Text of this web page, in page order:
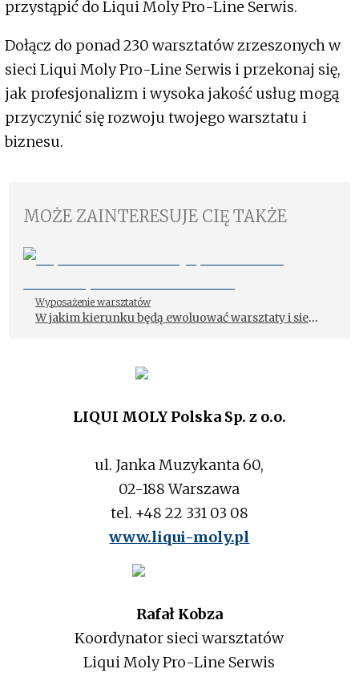
przystąpić do Liqui Moly Pro-Line Serwis.
Dołącz do ponad 230 warsztatów zrzeszonych w
sieci Liqui Moly Pro-Line Serwis i przekonaj się,
jak profesjonalizm i wysoka jakość usług mogą
przyczynić się rozwoju twojego warsztatu i
biznesu.
MOŻE ZAINTERESUJE CIĘ TAKŻE
Wyposażenie warsztatów
W jakim kierunku będą ewoluować warsztaty i sieci
LIQUI MOLY Polska Sp. z o.o.
ul. Janka Muzykanta 60,
02-188 Warszawa
tel. +48 22 331 03 08
www.liqui-moly.pl
Rafał Kobza
Koordynator sieci warsztatów
Liqui Moly Pro-Line Serwis